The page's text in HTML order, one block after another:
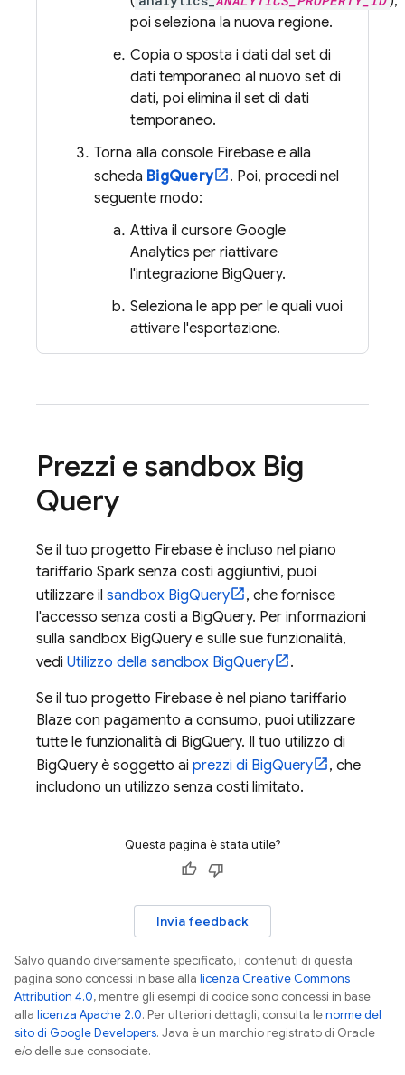
poi seleziona la nuova regione.
Copia o sposta i dati dal set di
dati temporaneo al nuovo set di
dati, poi elimina il set di dati
temporaneo.
Torna alla console Firebase e alla
scheda BigQuery
. Poi, procedi nel
seguente modo:
Attiva il cursore Google
Analytics per riattivare
l'integrazione BigQuery.
Seleziona le app per le quali vuoi
attivare l'esportazione.
Prezzi e sandbox Big
Query
Se il tuo progetto Firebase è incluso nel piano
tariffario Spark senza costi aggiuntivi, puoi
utilizzare il sandbox BigQuery
, che fornisce
l'accesso senza costi a BigQuery. Per informazioni
sulla sandbox BigQuery e sulle sue funzionalità,
vedi Utilizzo della sandbox BigQuery
.
Se il tuo progetto Firebase è nel piano tariffario
Blaze con pagamento a consumo, puoi utilizzare
tutte le funzionalità di BigQuery. Il tuo utilizzo di
BigQuery è soggetto ai prezzi di BigQuery
, che
includono un utilizzo senza costi limitato.
Questa pagina è stata utile?
Invia feedback
Salvo quando diversamente specificato, i contenuti di questa
pagina sono concessi in base alla licenza Creative Commons
Attribution 4.0, mentre gli esempi di codice sono concessi in base
alla licenza Apache 2.0. Per ulteriori dettagli, consulta lenorme del
sito di Google Developers. Java è un marchio registrato di Oracle
e/o delle sue consociate.